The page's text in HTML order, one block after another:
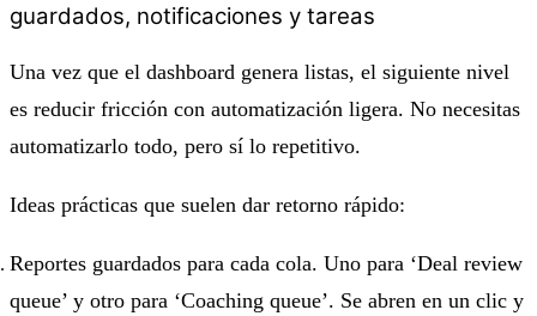
guardados, notificaciones y tareas
Una vez que el dashboard genera listas, el siguiente nivel
es reducir fricción con automatización ligera. No necesitas
automatizarlo todo, pero sí lo repetitivo.
Ideas prácticas que suelen dar retorno rápido:
Reportes guardados para cada cola. Uno para ‘Deal review
queue’ y otro para ‘Coaching queue’. Se abren en un clic y